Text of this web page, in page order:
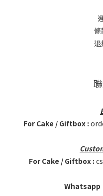
條
For Cake / Giftbox :
For Cake / Giftbox :
Whatsapp